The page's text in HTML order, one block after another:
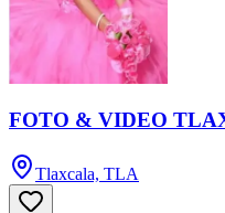
FOTO & VIDEO
Tlaxcala, TLA